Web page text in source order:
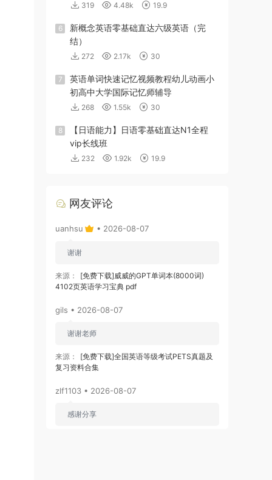
319 4.48k 19.9
6
新概念英语零基础直达六级英语（完
结）
272 2.17k 30
7
英语单词快速记忆视频教程幼儿动画小
初高中大学国际记忆师辅导
268 1.55k 30
8
【日语能力】日语零基础直达N1全程
vip长线班
232 1.92k 19.9
网友评论
uanhsu • 2026-08-07
谢谢
来源：
[免费下载]威威的GPT单词本(8000词)
4102页英语学习宝典 pdf
gils • 2026-08-07
谢谢老师
来源：
[免费下载]全国英语等级考试PETS真题及
复习资料合集
zlf1103 • 2026-08-07
感谢分享